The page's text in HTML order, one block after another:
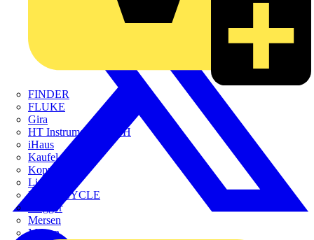
FINDER
FLUKE
Gira
HT Instruments GmbH
iHaus
Kaufel
Kopp
Lichtline
LIGHTCYCLE
Megger
Mersen
Merten